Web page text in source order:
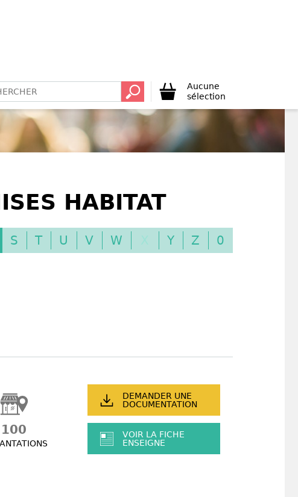
Aucune
sélection
HABITAT
S T U V W X Y Z 0
100
DEMANDER UNE
DOCUMENTATION
VOIR LA FICHE
ENSEIGNE